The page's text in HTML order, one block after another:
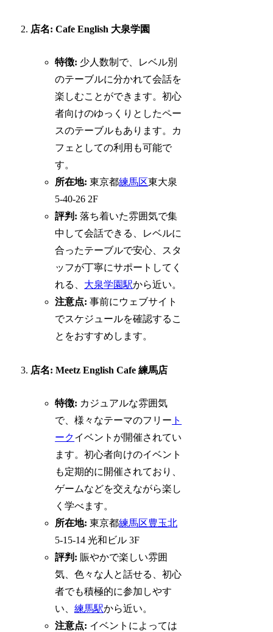
店名: Cafe English 大泉学園
特徴: 少人数制で、レベル別
のテーブルに分かれて会話を
楽しむことができます。初心
者向けのゆっくりとしたペー
スのテーブルもあります。カ
フェとしての利用も可能で
す。
所在地: 東京都練馬区東大泉
5-40-26 2F
評判: 落ち着いた雰囲気で集
中して会話できる、レベルに
合ったテーブルで安心、スタ
ッフが丁寧にサポートしてく
れる、 大泉学園駅から近い。
注意点: 事前にウェブサイト
でスケジュールを確認するこ
とをおすすめします。
店名: Meetz English Cafe 練馬店
特徴: カジュアルな雰囲気
で、様々なテーマのフリー ト
ークイベントが開催されてい
ます。初心者向けのイベント
も定期的に開催されており、
ゲームなどを交えながら楽し
く学べます。
所在地: 東京都練馬区豊玉北
5-15-14 光和ビル 3F
評判: 賑やかで楽しい雰囲
気、色々な人と話せる、初心
者でも積極的に参加しやす
い、練馬駅から近い。
注意点: イベントによっては